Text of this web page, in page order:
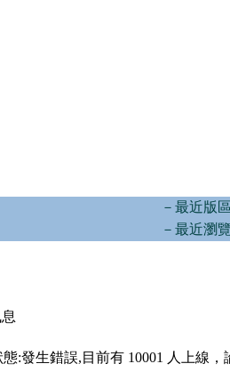
－最近版
－最近瀏
態:發生錯誤,目前有 10001 人上線